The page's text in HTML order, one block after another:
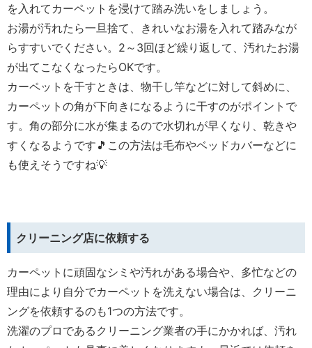
を入れてカーペットを浸けて踏み洗いをしましょう。
お湯が汚れたら一旦捨て、きれいなお湯を入れて踏みなが
らすすいでください。2～3回ほど繰り返して、汚れたお湯
が出てこなくなったらOKです。
カーペットを干すときは、物干し竿などに対して斜めに、
カーペットの角が下向きになるように干すのがポイントで
す。角の部分に水が集まるので水切れが早くなり、乾きや
すくなるようです🎵この方法は毛布やベッドカバーなどに
も使えそうですね💡
クリーニング店に依頼する
カーペットに頑固なシミや汚れがある場合や、多忙などの
理由により自分でカーペットを洗えない場合は、クリーニ
ングを依頼するのも1つの方法です。
洗濯のプロであるクリーニング業者の手にかかれば、汚れ